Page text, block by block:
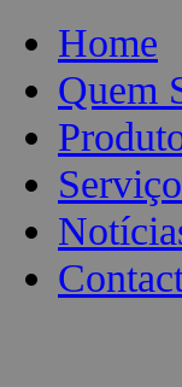
Home
Quem